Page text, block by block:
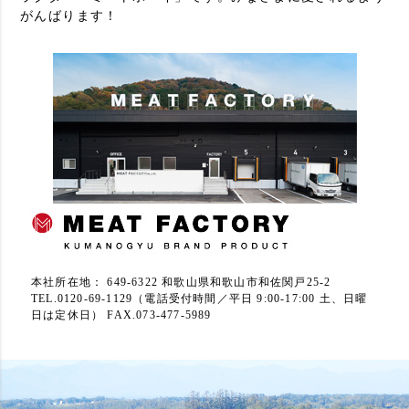
がんばります！
本社所在地： 649-6322 和歌山県和歌山市和佐関戸25-2
TEL.0120-69-1129（電話受付時間／平日 9:00-17:00 土、日曜
日は定休日） FAX.073-477-5989